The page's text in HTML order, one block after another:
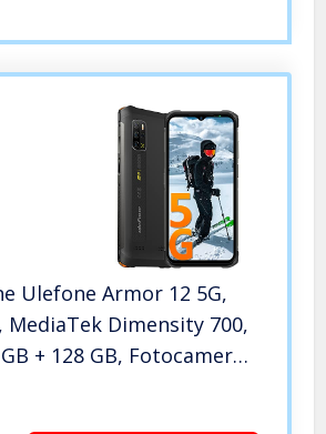
Ulefone Armor 12 5G,
MediaTek Dimensity 700,
+ 128 GB, Fotocamera
Batteria 5180mAh,